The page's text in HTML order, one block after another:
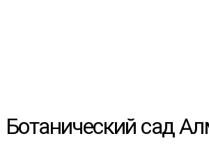
Ботанический сад